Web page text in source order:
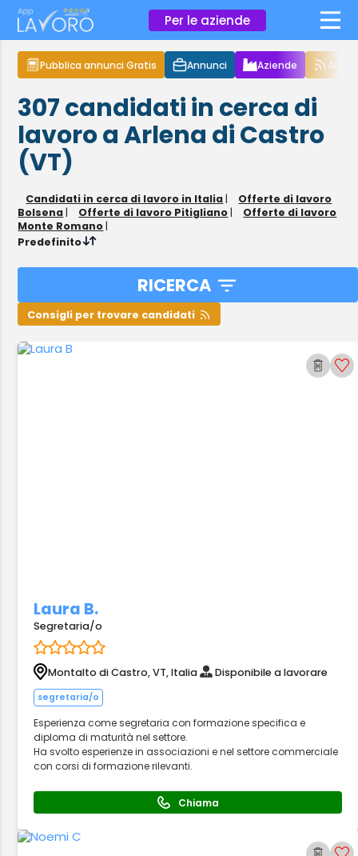
Per le aziende ×
Pubblica annunci Gratis Annunci Aziende
307candidati in cerca di
lavoroa Arlena di Castro
(VT)
Candidati in cerca di lavoro in Italia |
Offerte di lavoro
Bolsena | Offerte di lavoro Pitigliano |
Offerte di lavoro
Monte Romano |
Predefinito
RICERCA
Consigli per trovare candidati
Laura B.
Segretaria/o
Montalto di Castro, VT, Italia Disponibile a lavorare
segretaria/o
Esperienza come segretaria con formazione specifica e
diploma di maturità nel settore.
Ha svolto esperienze in associazioni e nel settore commerciale
con corsi di formazione rilevanti.
Chiama